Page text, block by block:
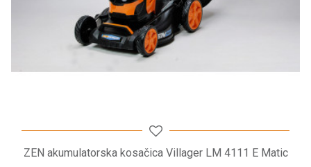
Zapremina
sakupljača
60 l
POŠALJI
ZEN akumulatorska kosačica Villager LM 4111 E Matic